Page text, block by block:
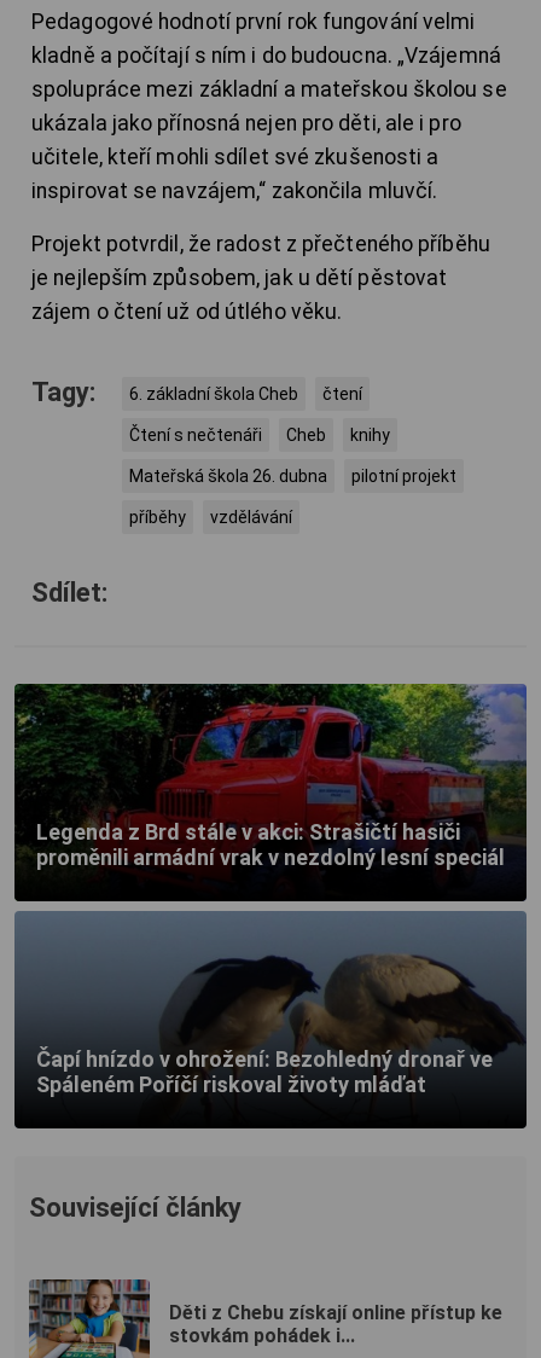
Pedagogové hodnotí první rok fungování velmi
kladně a počítají s ním i do budoucna. „Vzájemná
spolupráce mezi základní a mateřskou školou se
ukázala jako přínosná nejen pro děti, ale i pro
učitele, kteří mohli sdílet své zkušenosti a
inspirovat se navzájem,“ zakončila mluvčí.
Projekt potvrdil, že radost z přečteného příběhu
je nejlepším způsobem, jak u dětí pěstovat
zájem o čtení už od útlého věku.
Tagy: 6. základní škola Cheb čtení
Čtení s nečtenáři Cheb knihy
Mateřská škola 26. dubna pilotní projekt
příběhy vzdělávání
Sdílet:
Legenda z Brd stále v akci: Strašičtí hasiči
proměnili armádní vrak v nezdolný lesní speciál
Čapí hnízdo v ohrožení: Bezohledný dronař ve
Spáleném Poříčí riskoval životy mláďat
Související články
Děti z Chebu získají online přístup ke
stovkám pohádek i...